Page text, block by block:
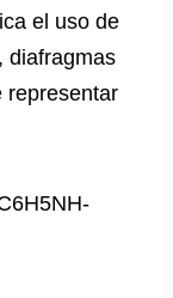
el uso de
diafragmas
representar